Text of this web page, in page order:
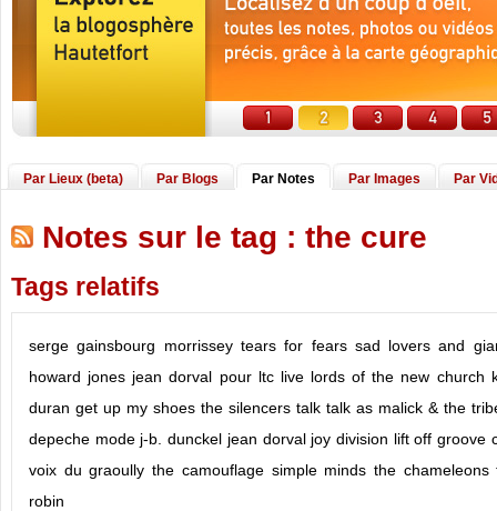
Par Lieux (beta) Par Blogs Par Notes Par Images Par
Notes sur le tag : the cure
Tags relatifs
serge gainsbourg morrissey tears for fears sad lovers and
howard jones jean dorval pour ltc live lords of the new church
duran get up my shoes the silencers talk talk as malick & the
depeche mode j-b. dunckel jean dorval joy division lift off groove
voix du graoully the camouflage simple minds the chameleons
robin